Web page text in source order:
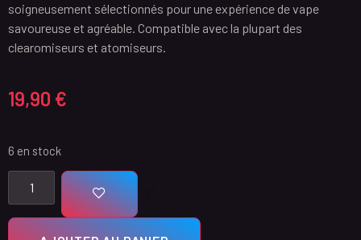
soigneusement sélectionnés pour une expérience de vape
savoureuse et agréable. Compatible avec la plupart des
clearomiseurs et atomiseurs.
19,90 €
6 en stock